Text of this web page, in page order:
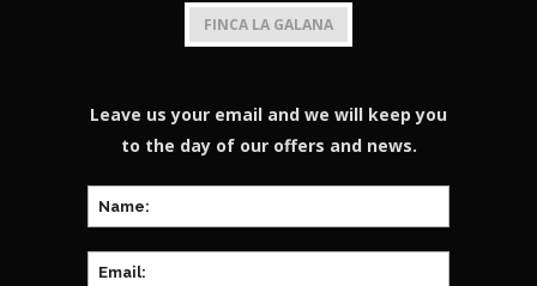
FINCA LA GALANA
Leave us your email and we will keep you
to the day of our offers and news.